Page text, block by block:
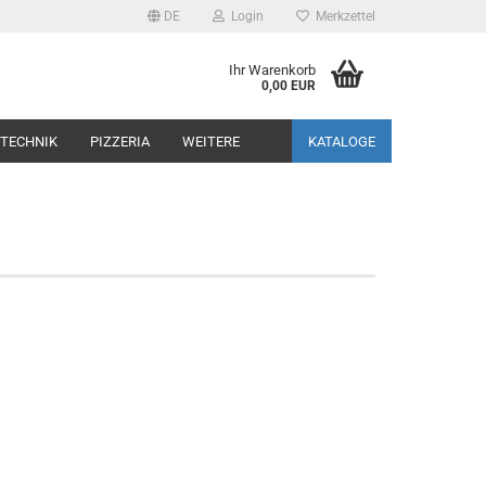
DE Login Merkzettel
Ihr Warenkorb
0,00 EUR
PIZZERIA KATALOGE
WEITERE